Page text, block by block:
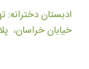
ادبستان دخترانه:
خیابان خراسان،